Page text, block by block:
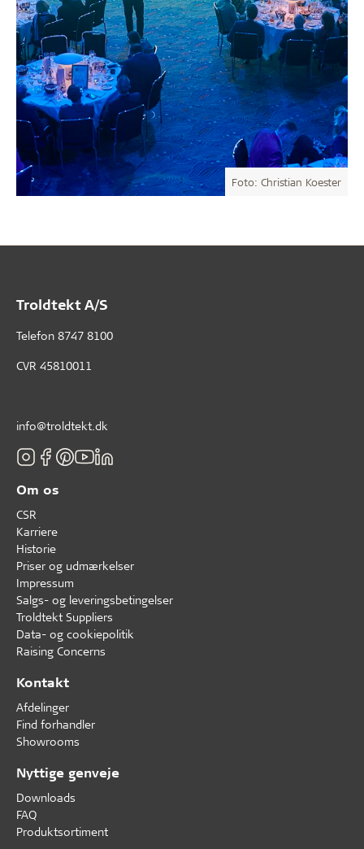
Foto: Christian Koester
Troldtekt A/S
Telefon 8747 8100
CVR 45810011
info@troldtekt.dk
Om os
CSR
Karriere
Historie
Priser og udmærkelser
Impressum
Salgs- og leveringsbetingelser
Troldtekt Suppliers
Data- og cookiepolitik
Raising Concerns
Kontakt
Afdelinger
Find forhandler
Showrooms
Nyttige genveje
Downloads
FAQ
Produktsortiment